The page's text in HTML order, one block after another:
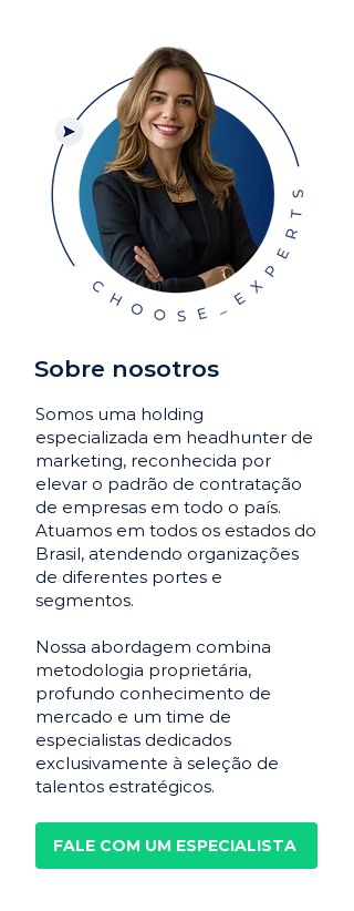
Sobre nosotros
Somos uma holding
especializada em headhunter de
marketing, reconhecida por
elevar o padrão de contratação
de empresas em todo o país.
Atuamos em todos os estados do
Brasil, atendendo organizações
de diferentes portes e
segmentos.
Nossa abordagem combina
metodologia proprietária,
profundo conhecimento de
mercado e um time de
especialistas dedicados
exclusivamente à seleção de
talentos estratégicos.
FALE COM UM ESPECIALISTA